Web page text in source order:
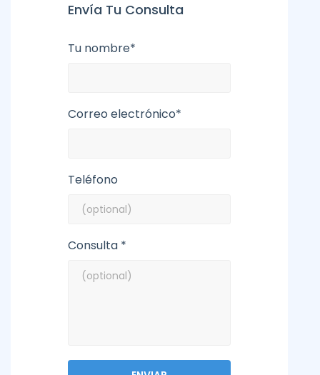
Envía Tu Consulta
Tu nombre*
Correo electrónico*
Teléfono
Consulta *